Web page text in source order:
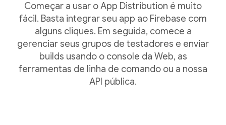
Começar a usar o App Distribution é muito
fácil. Basta integrar seu app ao Firebase com
alguns cliques. Em seguida, comece a
gerenciar seus grupos de testadores e enviar
builds usando o console da Web, as
ferramentas de linha de comando ou a nossa
API pública.